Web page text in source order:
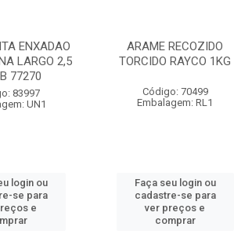
ENXADAO
LARGO 2,5
77270
83997
UN1
login ou
se para
e
ARAME RECOZIDO
TORCIDO RAYCO 1KG
Código: 70499
Embalagem: RL1
Faça seu login ou
cadastre-se para
ver preços e
comprar